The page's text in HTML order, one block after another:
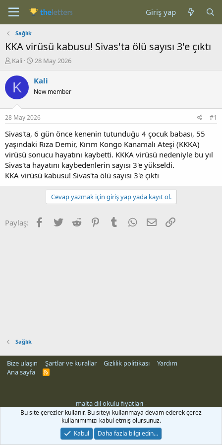
Giriş yap
Sağlık
KKA virüsü kabusu! Sivas'ta ölü sayısı 3'e çıktı
K
n
b
u
u
b
a
l
a
t
a
n
Kali
B
ş
a
g
ı
ç
t
a
r
i
h
i
28 May 2026
K Kali
New member
28 May 2026 #1
Sivas'ta, 6 gün önce kenenin tutunduğu 4 çocuk babası, 55
yaşındaki Rıza Demir, Kırım Kongo Kanamalı Ateşi (KKKA)
virüsü sonucu hayatını kaybetti. KKKA virüsü nedeniyle bu yıl
Sivas'ta hayatını kaybedenlerin sayısı 3'e yükseldi.
KKA virüsü kabusu! Sivas'ta ölü sayısı 3'e çıktı
Cevap yazmak için giriş yap yada kayıt ol.
Paylaş: Facebook
Twitter Reddit PinterestTumblr WhatsApp
E-posta
Sağlık
Bize ulaşın Şartlar ve kurallar Gizlilik politikası
Yardım
Ana sayfa
R
malta dil okulu fiyatları-
Bu site çerezler kullanır. Bu siteyi kullanmaya devam ederek çerez
kullanımımızı kabul etmiş olursunuz.
Kabul
Daha fazla bilgi edin…